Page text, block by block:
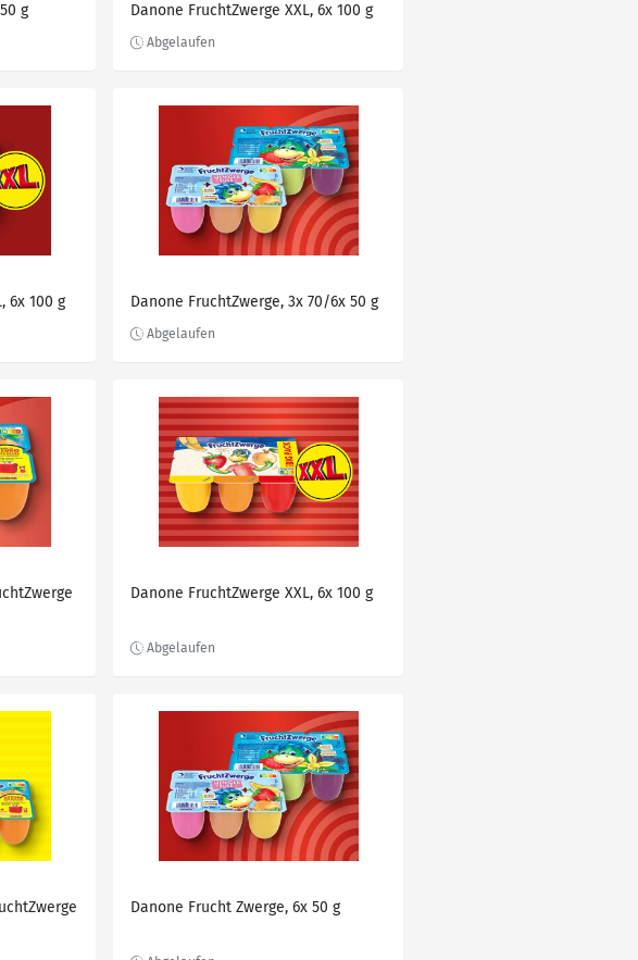
g Danone FruchtZwerge XXL, 6x 100 g
6x 100 g Danone FruchtZwerge, 3x 70/6x 50 g
Danone FruchtZwerge XXL, 6x 100 g
Danone Frucht Zwerge, 6x 50 g